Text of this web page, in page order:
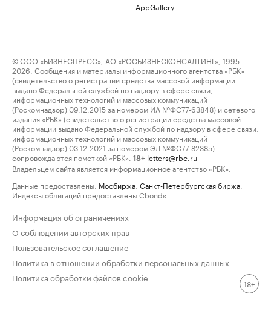
AppGallery
© ООО «БИЗНЕСПРЕСС», АО «РОСБИЗНЕСКОНСАЛТИНГ», 1995–
2026. Сообщения и материалы информационного агентства «РБК»
(свидетельство о регистрации средства массовой информации
выдано Федеральной службой по надзору в сфере связи,
информационных технологий и массовых коммуникаций
(Роскомнадзор) 09.12.2015 за номером ИА №ФС77-63848) и сетевого
издания «РБК» (свидетельство о регистрации средства массовой
информации выдано Федеральной службой по надзору в сфере связи,
информационных технологий и массовых коммуникаций
(Роскомнадзор) 03.12.2021 за номером ЭЛ №ФС77-82385)
сопровождаются пометкой «РБК».
18+ letters@rbc.ru
Владельцем сайта является информационное агентство «РБК».
Данные предоставлены: Мосбиржа Санкт-Петербургская биржа
Индексы облигаций предоставлены Cbonds.
Информация об ограничениях
О соблюдении авторских прав
Пользовательское соглашение
Политика в отношении обработки персональных данных
Политика обработки файлов cookie
18+